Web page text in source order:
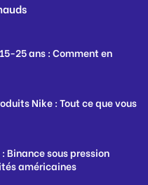
25 ans : Comment en
Nike : Tout ce que vous
Binance sous pression
américaines